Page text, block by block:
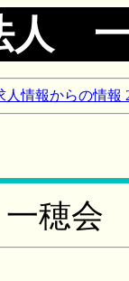
人
情報からの情報
穂会